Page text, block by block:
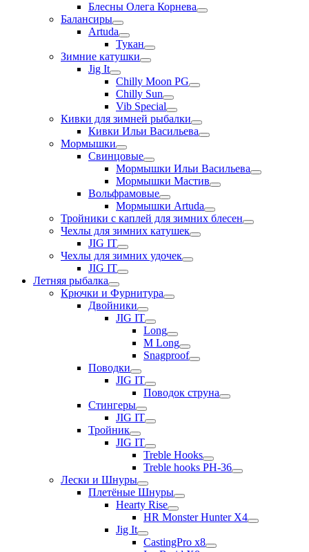
Блесны Олега Корнева
Балансиры
Artuda
Тукан
Зимние катушки
Jig It
Chilly Moon PG
Chilly Sun
Vib Special
Кивки для зимней рыбалки
Кивки Ильи Васильева
Мормышки
Свинцовые
Мормышки Ильи Васильева
Мормышки Мастив
Вольфрамовые
Мормышки Artuda
Тройники с каплей для зимних блесен
Чехлы для зимних катушек
JIG IT
Чехлы для зимних удочек
JIG IT
Летняя рыбалка
Крючки и Фурнитура
Двойники
JIG IT
Long
M Long
Snagproof
Поводки
JIG IT
Поводок струна
Стингеры
JIG IT
Тройник
JIG IT
Treble Hooks
Treble hooks PH-36
Лески и Шнуры
Плетёные Шнуры
Hearty Rise
HR Monster Hunter X4
Jig It
CastingPro x8